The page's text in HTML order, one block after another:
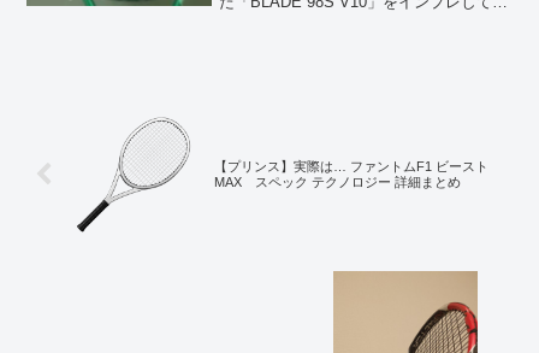
【プリンス】実際は… ファントムF1 ビースト
MAX スペック テクノロジー 詳細まとめ